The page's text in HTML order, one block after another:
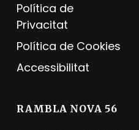
Política de
Privacitat
Política de Cookies
Accessibilitat
RAMBLA NOVA 56